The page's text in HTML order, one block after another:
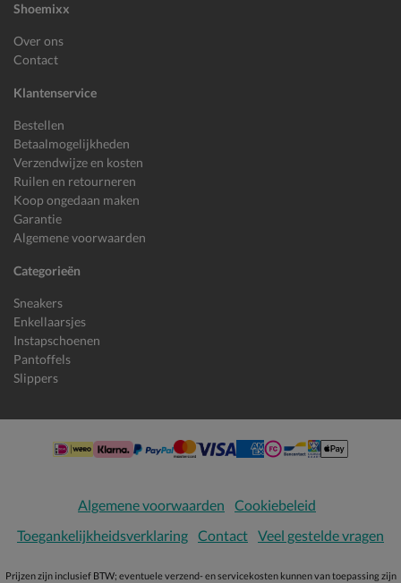
Shoemixx
Over ons
Contact
Klantenservice
Bestellen
Betaalmogelijkheden
Verzendwijze en kosten
Ruilen en retourneren
Koop ongedaan maken
Garantie
Algemene voorwaarden
Categorieën
Sneakers
Enkellaarsjes
Instapschoenen
Pantoffels
Slippers
Algemene voorwaarden
Cookiebeleid
Toegankelijkheidsverklaring Contact Veel gestelde vragen
Prijzen zijn inclusief BTW; eventuele verzend- en servicekosten kunnen van toepassing zijn